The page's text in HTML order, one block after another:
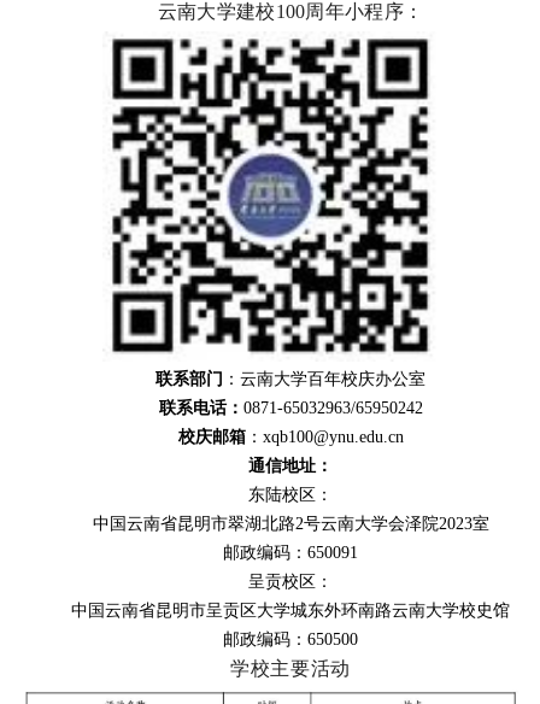
云南大学建校100周年小程序：
联系部门 ：云南大学百年校庆办公室
联系电话： 0871-65032963/65950242
校庆邮箱：xqb100@ynu.edu.cn
通信地址：
东陆校区：
中国云南省昆明市翠湖北路2号云南大学会泽院2023室
邮政编码：650091
呈贡校区：
中国云南省昆明市呈贡区大学城东外环南路云南大学校史馆
邮政编码：650500
学校主要活动